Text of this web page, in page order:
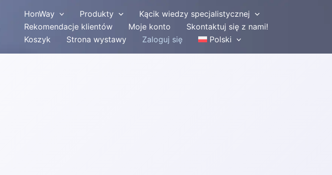
HonWay Produkty
Kącik wiedzy specjalistycznej
Rekomendacje klientów
Moje konto
Skontaktuj się z nami!
Koszyk
Strona wystawy Zaloguj się Polski